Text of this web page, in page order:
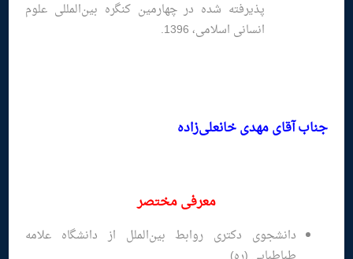
پذیرفته‌ شده در چهارمين کنگره بين‌المللی علوم
انسانی اسلامی، 1396.
جناب آقای مهدی خانعلی‌زاده
معرفی مختصر
دانشجوی دکتری روابط بین‌الملل از دانشگاه علامه